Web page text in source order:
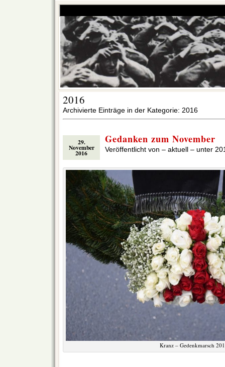
2016
Archivierte Einträge in der Kategorie: 2016
29.
November
2016
Gedanken zum November
Veröffentlicht von – aktuell – unter
Kranz – Gedenkmarsch